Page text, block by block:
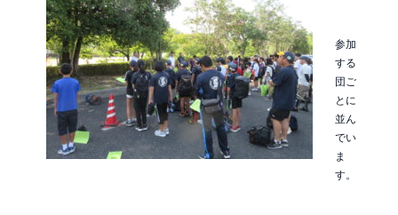
参加
する
団ご
とに
並ん
でい
ま
す。